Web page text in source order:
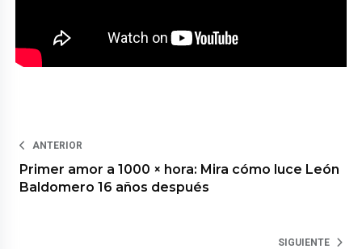
ANTERIOR
Primer amor a 1000 × hora: Mira cómo luce León
Baldomero 16 años después
SIGUIENTE